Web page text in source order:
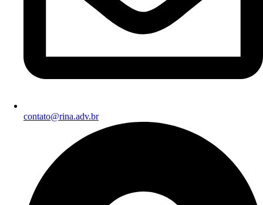
contato@rina.adv.br